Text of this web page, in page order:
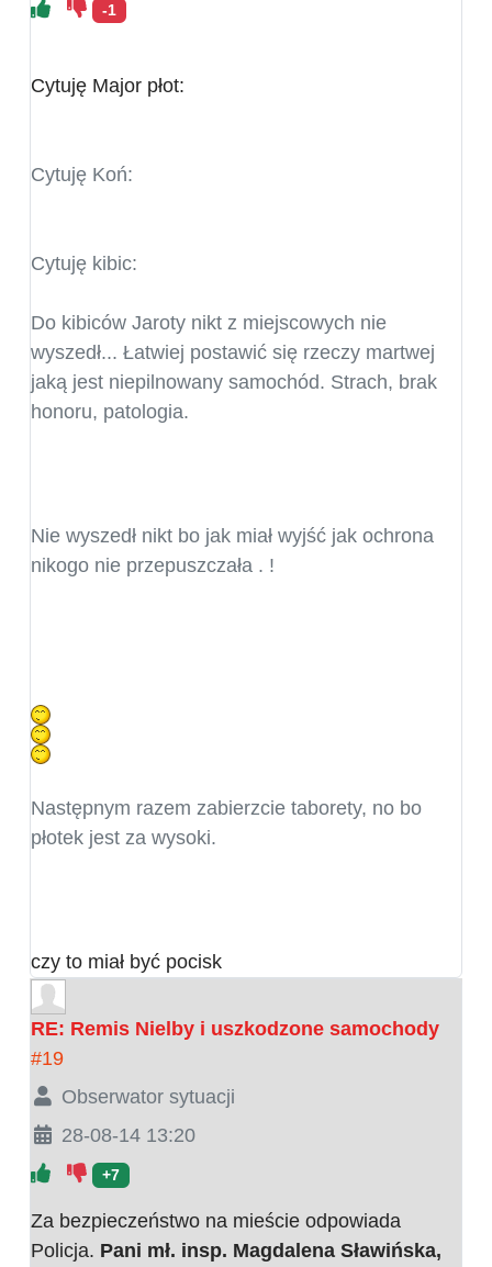
-1
Cytuję Major płot:
Cytuję Koń:
Cytuję kibic:
Do kibiców Jaroty nikt z miejscowych nie
wyszedł... Łatwiej postawić się rzeczy martwej
jaką jest niepilnowany samochód. Strach, brak
honoru, patologia.
Nie wyszedł nikt bo jak miał wyjść jak ochrona
nikogo nie przepuszczała . !
Następnym razem zabierzcie taborety, no bo
płotek jest za wysoki.
czy to miał być pocisk
RE: Remis Nielby i uszkodzone samochody
#19
Obserwator sytuacji
28-08-14 13:20
+7
Za bezpieczeństwo na mieście odpowiada
Policja. Pani mł. insp. Magdalena Sławińska,